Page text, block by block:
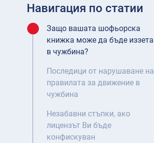
Навигация по статии
Защо вашата шофьорска
книжка може да бъде иззета
в чужбина?
Последици от нарушаване на
правилата за движение в
чужбина
Незабавни стъпки, ако
лицензът Ви бъде
конфискуван